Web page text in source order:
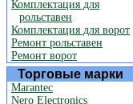
Комплектация для
рольставен
Комплектация для ворот
Ремонт рольставен
Ремонт ворот
Торговые марки
Marantec
Nero Electronics